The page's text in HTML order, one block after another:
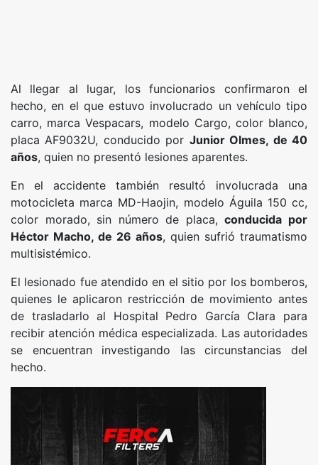
Al llegar al lugar, los funcionarios confirmaron el
hecho, en el que estuvo involucrado un vehículo tipo
carro, marca Vespacars, modelo Cargo, color blanco,
placa AF9032U, conducido por Junior Olmes, de 40
años, quien no presentó lesiones aparentes.
En el accidente también resultó involucrada una
motocicleta marca MD-Haojin, modelo Águila 150 cc,
color morado, sin número de placa,conducida por
Héctor Macho, de 26 años, quien sufrió traumatismo
multisistémico.
El lesionado fue atendido en el sitio por los bomberos,
quienes le aplicaron restricción de movimiento antes
de trasladarlo al Hospital Pedro García Clara para
recibir atención médica especializada. Las autoridades
se encuentran investigando las circunstancias del
hecho.